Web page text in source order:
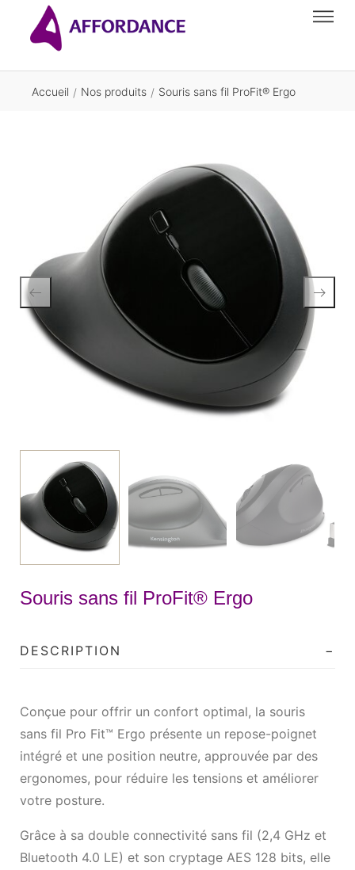
Accueil / Nos produits / Souris sans fil ProFit® Ergo
Souris sans fil ProFit® Ergo
DESCRIPTION
Conçue pour offrir un confort optimal, la souris
sans fil Pro Fit™ Ergo présente un repose-poignet
intégré et une position neutre, approuvée par des
ergonomes, pour réduire les tensions et améliorer
votre posture.
Grâce à sa double connectivité sans fil (2,4 GHz et
Bluetooth 4.0 LE) et son cryptage AES 128 bits, elle